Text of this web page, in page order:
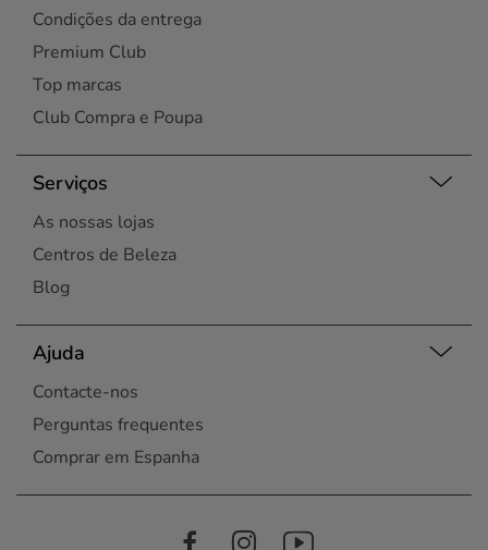
Condições da entrega
Premium Club
Top marcas
Club Compra e Poupa
Serviços
As nossas lojas
Centros de Beleza
Blog
Ajuda
Contacte-nos
Perguntas frequentes
Comprar em Espanha